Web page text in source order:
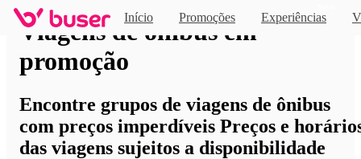
Início Promoções Experiências
Viagens de ônibus em
promoção
Encontre grupos de viagens de ônibus
com preços imperdíveis Preços e
das viagens sujeitos a disponibilidade